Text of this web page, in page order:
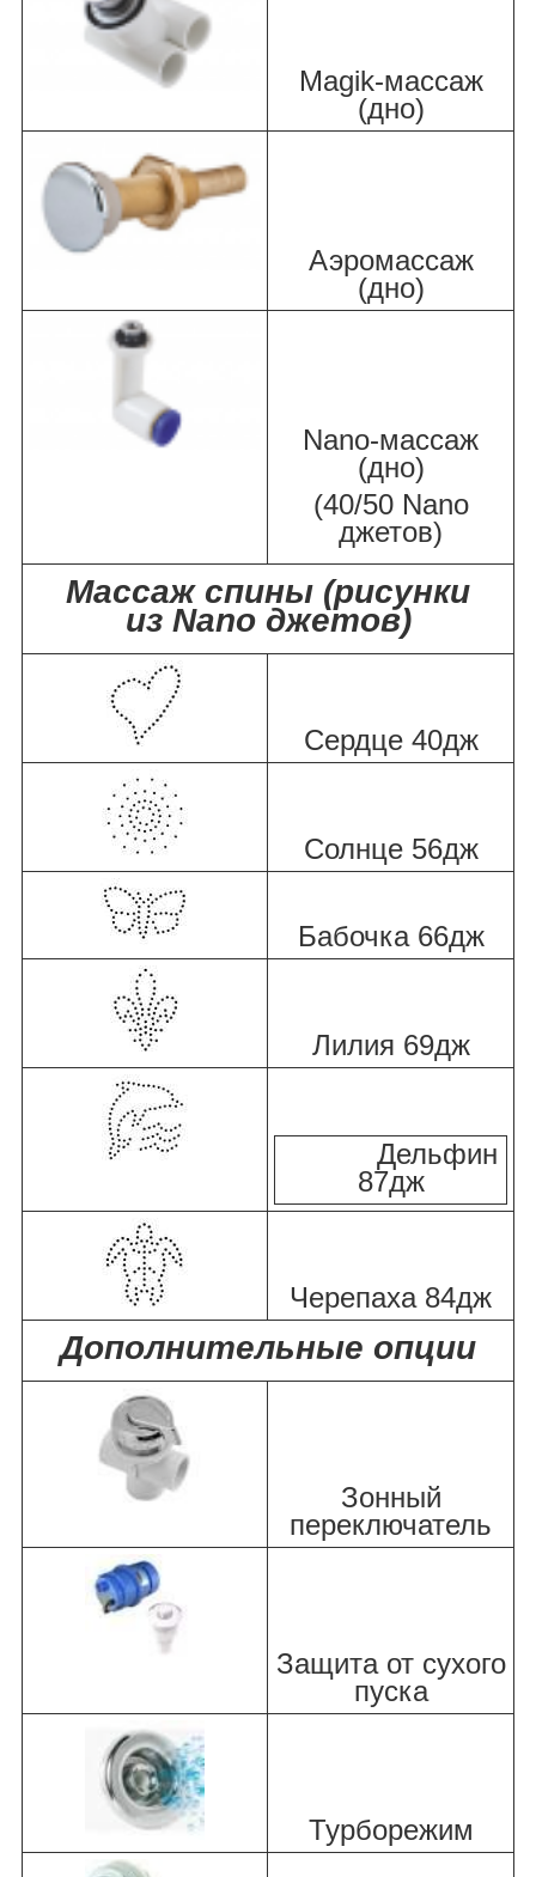
Magik-массаж
(дно)
Аэромассаж
(дно)
Nano-массаж
(дно)
(40/50 Nano
джетов)
Массаж спины (рисунки
из Nano джетов)
Сердце 40дж
Солнце 56дж
Бабочка 66дж
Лилия 69дж
Дельфин
87дж
Черепаха 84дж
Дополнительные опции
Зонный
переключатель
Защита от сухого
пуска
Турборежим